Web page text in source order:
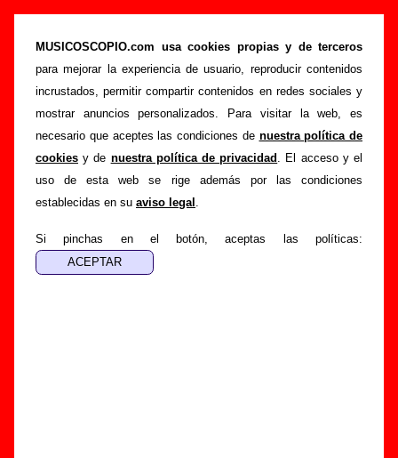
MUSICOSCOPIO.com usa cookies propias y de terceros
para mejorar la experiencia de usuario, reproducir contenidos
incrustados, permitir compartir contenidos en redes sociales y
mostrar anuncios personalizados. Para visitar la web, es
necesario que aceptes las condiciones de nuestra política de
cookies y de nuestra política de privacidad . El acceso y el
uso de esta web se rige además por las condiciones
establecidas en su aviso legal .
Si pinchas en el botón, aceptas las políticas:
“Nima Peymanfard (Tráete tu raid)”, canción
de Juanita Y Los Feos (Letra e información)
Portada >Juanita Y Los Feos >Canciones
Nima Peymanfard (Tráete tu raid)
Esta página pretende recopilar todo tipo de información
sobre lacanción "Nima Peymanfard (Tráete tu raid)
interpretada por
Juanita Y Los Feos. Además de su letra,
también aparecerá información sobre el autor o los autores,
sobre los discos en los que está incluido este tema, sobre la
grabación del mismo, sobre versiones a cargo de otros
grupos... Si encuentras errores o tienes información